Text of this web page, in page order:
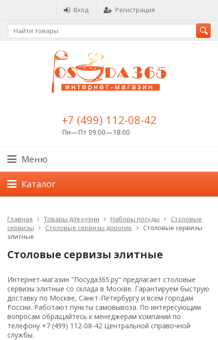
Вход Регистрация
+7 (499) 112-08-42
Пн—Пт 09:00—18:00
Меню
Каталог
Главная Товары для кухни Наборы посуды
Столовые
сервизы
Столовые сервизы дорогие
Столовые сервизы
элитные
Столовые сервизы элитные
Интернет-магазин "Посуда365.ру" предлагает столовые
сервизы элитные со склада в Москве. Гарантируем быструю
доставку по Москве, Санкт-Петербургу и всем городам
России. Работают пункты самовывоза. По интересующим
вопросам обращайтесь к менеджерам компании по
телефону +7 (499) 112-08-42 Центральной справочной
службы.